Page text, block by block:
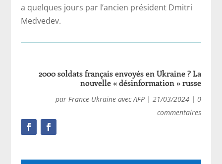
a quelques jours par l’ancien président Dmitri
Medvedev.
2000 soldats français envoyés en Ukraine ? La
nouvelle « désinformation » russe
par France-Ukraine avec AFP| 21/03/2024| 0
commentaires